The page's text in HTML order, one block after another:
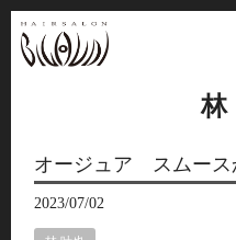
林
オージュア スムース
2023/07/02